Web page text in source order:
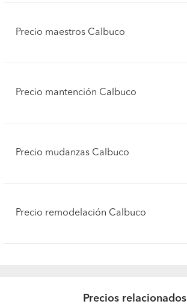
Precio maestros Calbuco
Precio mantención Calbuco
Precio mudanzas Calbuco
Precio remodelación Calbuco
Precios relacionados